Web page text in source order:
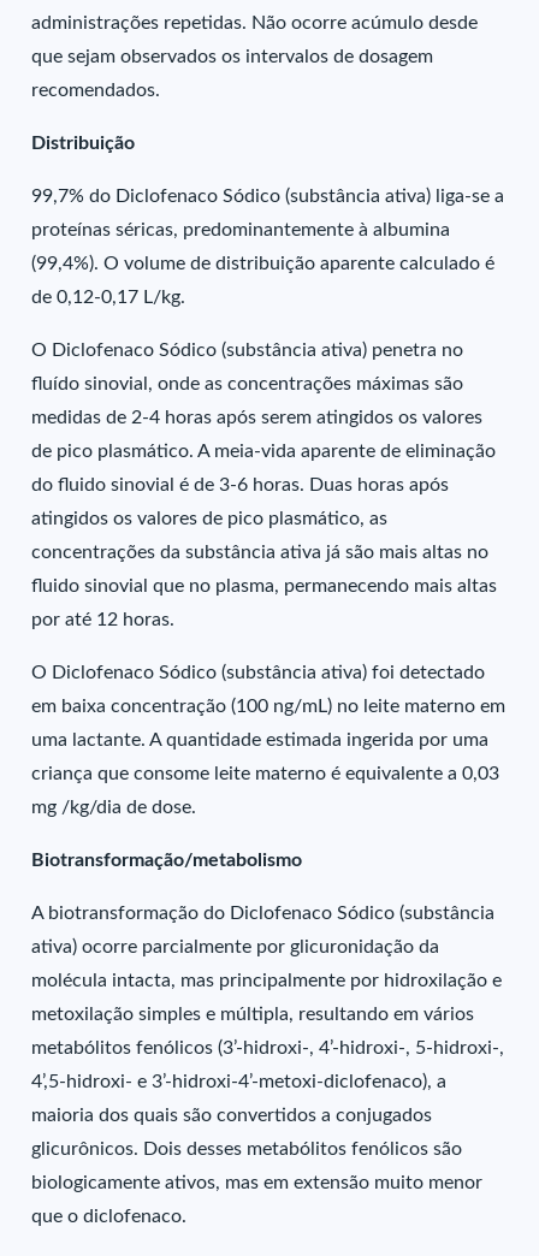
administrações repetidas. Não ocorre acúmulo desde
que sejam observados os intervalos de dosagem
recomendados.
Distribuição
99,7% do Diclofenaco Sódico (substância ativa) liga-se a
proteínas séricas, predominantemente à albumina
(99,4%). O volume de distribuição aparente calculado é
de 0,12-0,17 L/kg.
O Diclofenaco Sódico (substância ativa) penetra no
fluído sinovial, onde as concentrações máximas são
medidas de 2-4 horas após serem atingidos os valores
de pico plasmático. A meia-vida aparente de eliminação
do fluido sinovial é de 3-6 horas. Duas horas após
atingidos os valores de pico plasmático, as
concentrações da substância ativa já são mais altas no
fluido sinovial que no plasma, permanecendo mais altas
por até 12 horas.
O Diclofenaco Sódico (substância ativa) foi detectado
em baixa concentração (100 ng/mL) no leite materno em
uma lactante. A quantidade estimada ingerida por uma
criança que consome leite materno é equivalente a 0,03
mg /kg/dia de dose.
Biotransformação/metabolismo
A biotransformação do Diclofenaco Sódico (substância
ativa) ocorre parcialmente por glicuronidação da
molécula intacta, mas principalmente por hidroxilação e
metoxilação simples e múltipla, resultando em vários
metabólitos fenólicos (3’-hidroxi-, 4’-hidroxi-, 5-hidroxi-,
4’,5-hidroxi- e 3’-hidroxi-4’-metoxi-diclofenaco), a
maioria dos quais são convertidos a conjugados
glicurônicos. Dois desses metabólitos fenólicos são
biologicamente ativos, mas em extensão muito menor
que o diclofenaco.